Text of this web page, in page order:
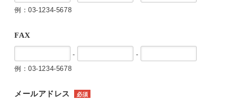
例：03-1234-5678
FAX
-
-
例：03-1234-5678
メールアドレス 必須